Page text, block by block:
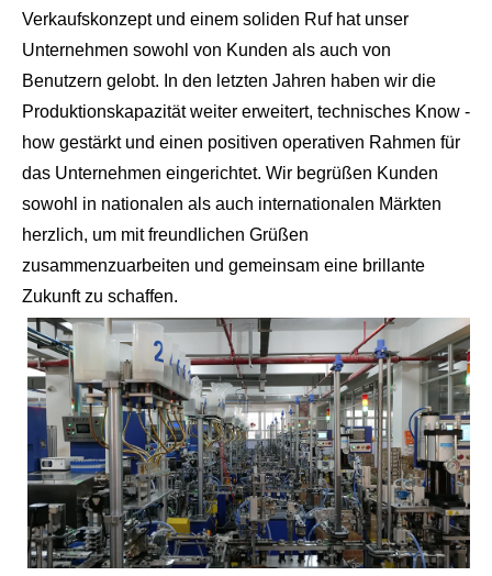
Verkaufskonzept und einem soliden Ruf hat unser
Unternehmen sowohl von Kunden als auch von
Benutzern gelobt. In den letzten Jahren haben wir die
Produktionskapazität weiter erweitert, technisches Know -
how gestärkt und einen positiven operativen Rahmen für
das Unternehmen eingerichtet. Wir begrüßen Kunden
sowohl in nationalen als auch internationalen Märkten
herzlich, um mit freundlichen Grüßen
zusammenzuarbeiten und gemeinsam eine brillante
Zukunft zu schaffen.